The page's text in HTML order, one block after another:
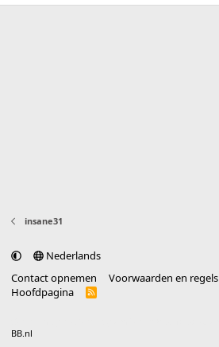
insane31
Nederlands
Contact opnemen
Voorwaarden en regels
Hoofdpagina
R
BB.nl